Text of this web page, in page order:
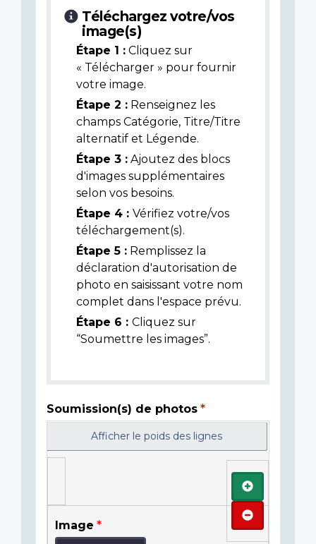
Téléchargez votre/vos
image(s)
Étape 1 : Cliquez sur
« Télécharger » pour fournir
votre image.
Étape 2 : Renseignez les
champs Catégorie, Titre/Titre
alternatif et Légende.
Étape 3 : Ajoutez des blocs
d'images supplémentaires
selon vos besoins.
Étape 4 : Vérifiez votre/vos
téléchargement(s).
Étape 5 : Remplissez la
déclaration d'autorisation de
photo en saisissant votre nom
complet dans l'espace prévu.
Étape 6 : Cliquez sur
“Soumettre les images”.
Soumission(s) de photos
Afficher le poids des lignes
Image
Ajouter
Retirer